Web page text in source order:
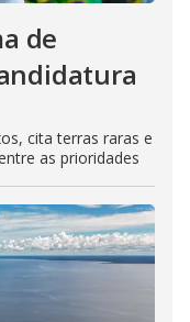
de
cita terras raras e
as prioridades